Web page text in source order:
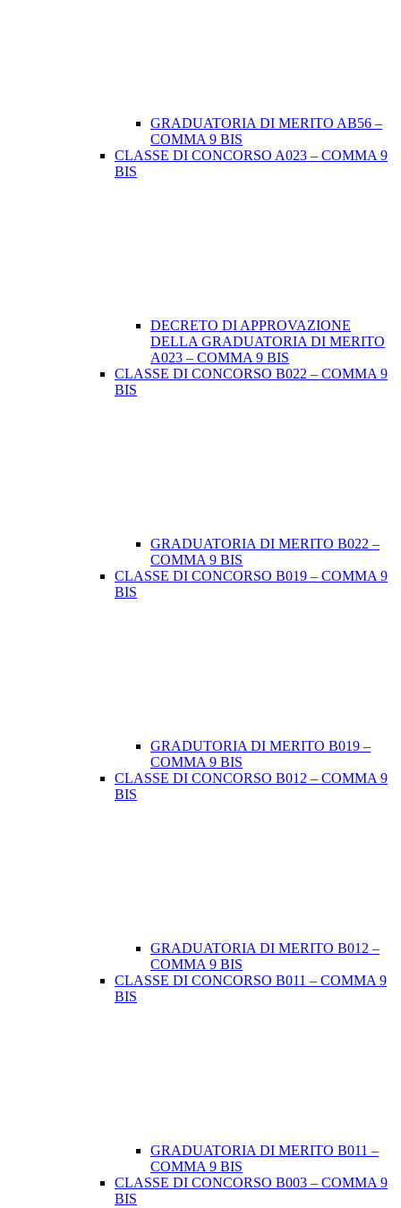
GRADUATORIA DI MERITO AB56 –
COMMA 9 BIS
CLASSE DI CONCORSO A023 – COMMA 9
BIS
DECRETO DI APPROVAZIONE
DELLA GRADUATORIA DI MERITO
A023 – COMMA 9 BIS
CLASSE DI CONCORSO B022 – COMMA 9
BIS
GRADUATORIA DI MERITO B022 –
COMMA 9 BIS
CLASSE DI CONCORSO B019 – COMMA 9
BIS
GRADUTORIA DI MERITO B019 –
COMMA 9 BIS
CLASSE DI CONCORSO B012 – COMMA 9
BIS
GRADUATORIA DI MERITO B012 –
COMMA 9 BIS
CLASSE DI CONCORSO B011 – COMMA 9
BIS
GRADUATORIA DI MERITO B011 –
COMMA 9 BIS
CLASSE DI CONCORSO B003 – COMMA 9
BIS